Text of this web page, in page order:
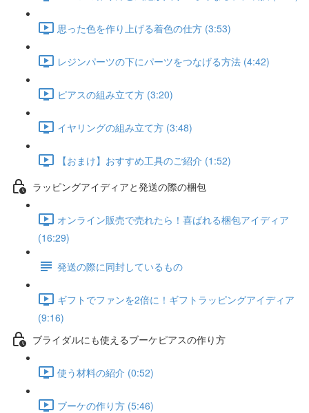
思った色を作り上げる着色の仕方 (3:53)
レジンパーツの下にパーツをつなげる方法 (4:42)
ピアスの組み立て方 (3:20)
イヤリングの組み立て方 (3:48)
【おまけ】おすすめ工具のご紹介 (1:52)
ラッピングアイディアと発送の際の梱包
オンライン販売で売れたら！喜ばれる梱包アイディア
(16:29)
発送の際に同封しているもの
ギフトでファンを2倍に！ギフトラッピングアイディア
(9:16)
ブライダルにも使えるブーケピアスの作り方
使う材料の紹介 (0:52)
ブーケの作り方 (5:46)